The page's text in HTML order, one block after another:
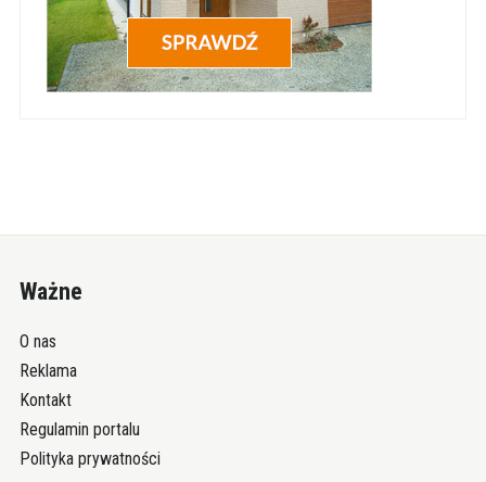
Ważne
O nas
Reklama
Kontakt
Regulamin portalu
Polityka prywatności